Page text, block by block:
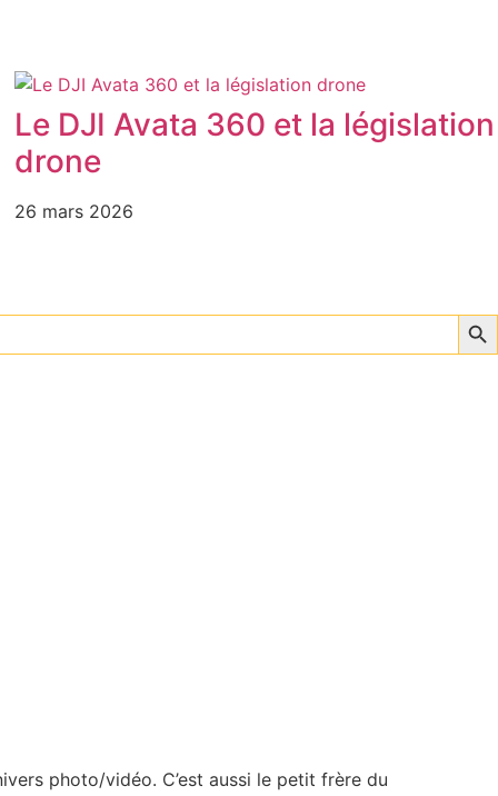
Le DJI Avata 360 et la législation
drone
26 mars 2026
photo/vidéo. C’est aussi le petit frère du